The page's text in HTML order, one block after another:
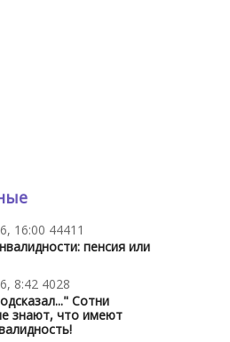
16:00 44411
пенсия или
8:42 4028
Сотни
знают, что имеют